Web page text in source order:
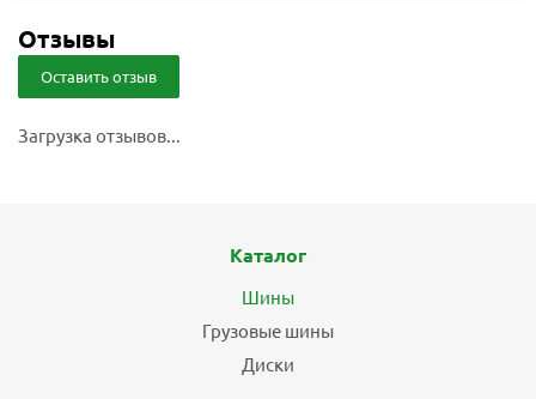
Отзывы
Оставить отзыв
Загрузка отзывов...
Каталог
Шины
Грузовые шины
Диски